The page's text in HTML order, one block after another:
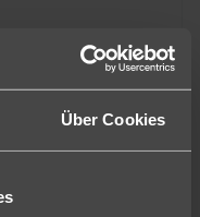
Über Cookies
ab760€
pro Person